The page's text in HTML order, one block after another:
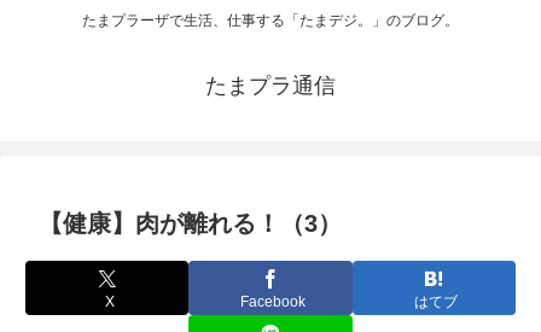
たまプラーザで生活、仕事する「たまデジ。」のブログ。
たまプラ通信
【健康】肉が離れる！（3）
X Facebook はてブ